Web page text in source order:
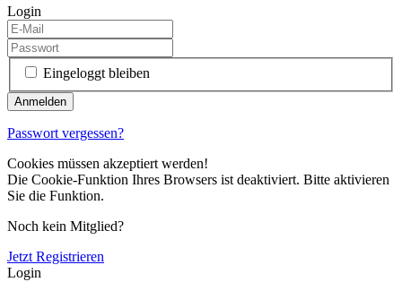
Login
Eingeloggt bleiben
Passwort vergessen?
Cookies müssen akzeptiert werden!
Die Cookie-Funktion Ihres Browsers ist deaktiviert. Bitte aktivieren
Sie die Funktion.
Noch kein Mitglied?
Jetzt Registrieren
Login